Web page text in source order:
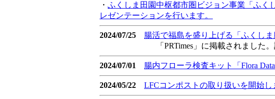
・ ふくしま田園中枢都市圏ビジョン事業「ふく
レゼンテーションを行います。
2024/07/25
腸活で福島を盛り上げる「ふくし
「PRTimes」に掲載されました。
2024/07/01 腸内フローラ検査キット「Flora
2024/05/22 LFCコンポストの取り扱いを開始し